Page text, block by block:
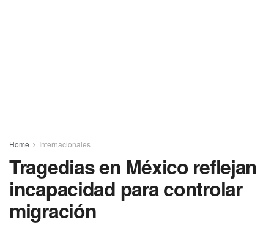
Home Internacionales
Tragedias en México reflejan
incapacidad para controlar
migración